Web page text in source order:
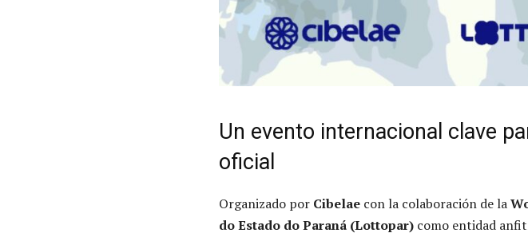
Un evento internacional clave
oficial
Organizado por Cibelae con la colaboración de la
do Estado do Paraná (Lottopar) como entidad